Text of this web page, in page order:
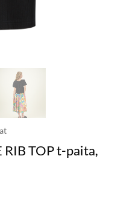
RIB TOP t-paita,